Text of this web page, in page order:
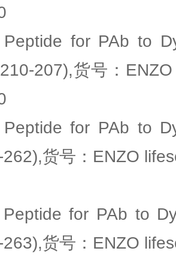
Peptide for PAb to
207),货号：
Peptide for PAb to
货号：ENZO
Peptide for PAb to
货号：ENZO